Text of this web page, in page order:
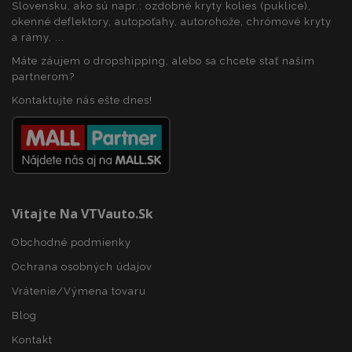
Slovensku, ako sú napr.: ozdobné kryty kolies (puklice),
okenné deflektory, autopoťahy, autorohože, chrómové kryty
a rámy, ...
Máte záujem o dropshipping, alebo sa chcete stať našim
partnerom?
Kontaktujte nás ešte dnes!
Vitajte Na VTVauto.sk
Obchodné podmienky
Ochrana osobných údajov
Vrátenie/Výmena tovaru
Blog
Kontakt
recently_viewed_product_previous